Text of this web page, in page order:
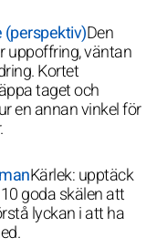
(perspektiv)Den
uppoffring, väntan
Kortet
taget och
en annan vinkel för
Kärlek: upptäck
goda skälen att
lyckan i att ha